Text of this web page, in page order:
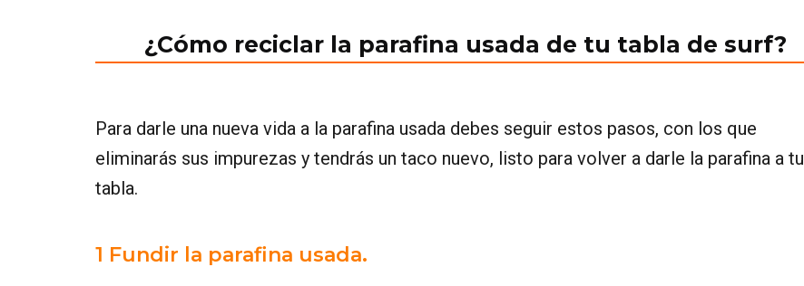
¿Cómo reciclar la parafina usada de tu tabla de surf?
Para darle una nueva vida a la parafina usada debes seguir estos pasos, con los que
eliminarás sus impurezas y tendrás un taco nuevo, listo para volver a darle la parafina a tu
tabla.
1 Fundir la parafina usada.